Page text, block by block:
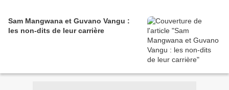
Sam Mangwana et Guvano Vangu :
les non-dits de leur carrière